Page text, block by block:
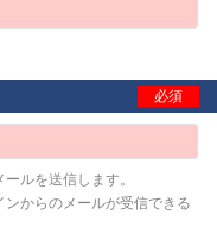
必須
ルを送信します。
からのメールが受信できる